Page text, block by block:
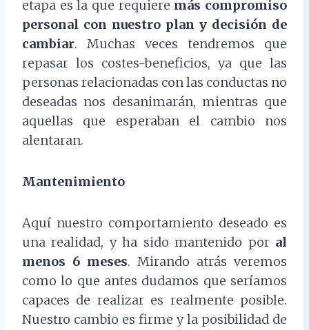
etapa es la que requiere más compromiso
personal con nuestro plan y decisión de
cambiar. Muchas veces tendremos que
repasar los costes-beneficios, ya que las
personas relacionadas con las conductas no
deseadas nos desanimarán, mientras que
aquellas que esperaban el cambio nos
alentaran.
Mantenimiento
Aquí nuestro comportamiento deseado es
una realidad, y ha sido mantenido por al
menos 6 meses. Mirando atrás veremos
como lo que antes dudamos que seríamos
capaces de realizar es realmente posible.
Nuestro cambio es firme y la posibilidad de